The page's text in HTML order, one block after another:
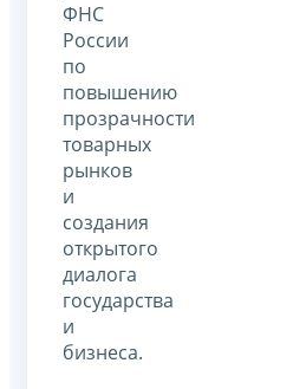
ФНС
России
по
повышению
прозрачности
товарных
рынков
и
создания
открытого
диалога
государства
и
бизнеса.